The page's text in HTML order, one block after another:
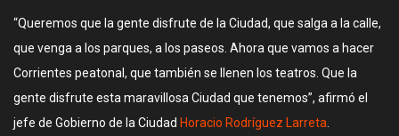
“Queremos que la gente disfrute de la Ciudad, que salga a la calle,
que venga a los parques, a los paseos. Ahora que vamos a hacer
Corrientes peatonal, que también se llenen los teatros. Que la
gente disfrute esta maravillosa Ciudad que tenemos”, afirmó el
jefe de Gobierno de la Ciudad Horacio Rodríguez Larreta